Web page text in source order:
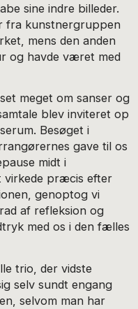
sine indre billeder.
fra kunstnergruppen
mens den anden
og havde været med
meget om sanser og
blev inviteret op
Besøget i
gave til os
midt i
virkede præcis efter
genoptog vi
af refleksion og
med os i den fælles
trio, der vidste
selv sundt engang
selvom man har